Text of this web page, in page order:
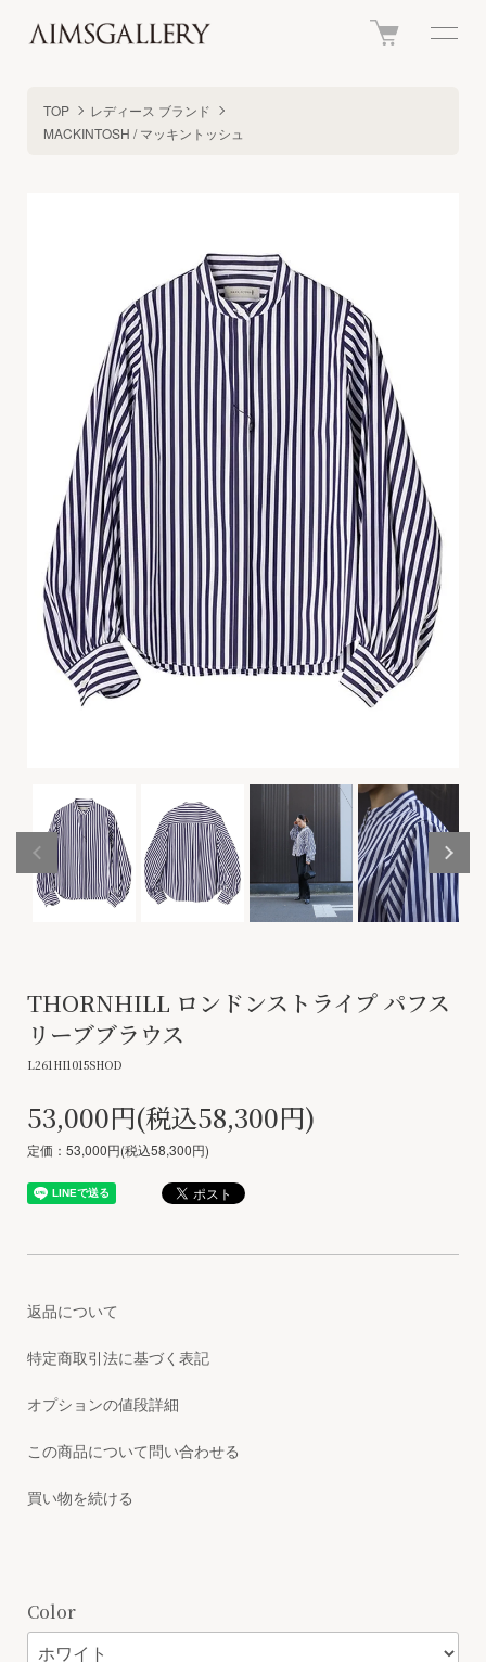
TOP
レディース ブランド
MACKINTOSH / マッキントッシュ
THORNHILL ロンドンストライプ パフス
リーブブラウス
L261HI1015SHOD
53,000円(税込58,300円)
定価：53,000円(税込58,300円)
返品について
特定商取引法に基づく表記
オプションの値段詳細
この商品について問い合わせる
買い物を続ける
Color